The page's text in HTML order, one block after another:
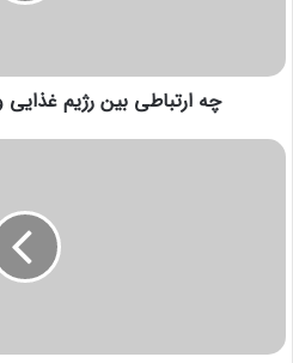
چه ارتباطی بین رژیم